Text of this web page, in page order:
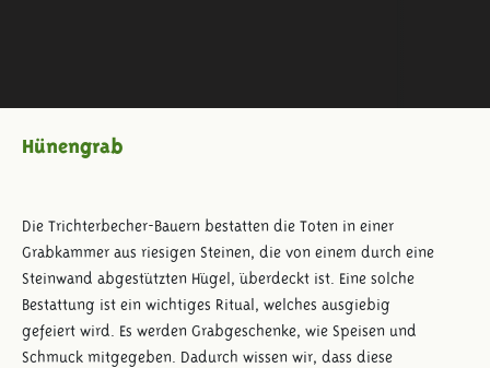
Hünengrab
Die Trichterbecher-Bauern bestatten die Toten in einer
Grabkammer aus riesigen Steinen, die von einem durch eine
Steinwand abgestützten Hügel, überdeckt ist. Eine solche
Bestattung ist ein wichtiges Ritual, welches ausgiebig
gefeiert wird. Es werden Grabgeschenke, wie Speisen und
Schmuck mitgegeben. Dadurch wissen wir, dass diese